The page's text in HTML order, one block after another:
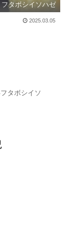
フタボシイソハゼ
2025.03.05
タボシイソ